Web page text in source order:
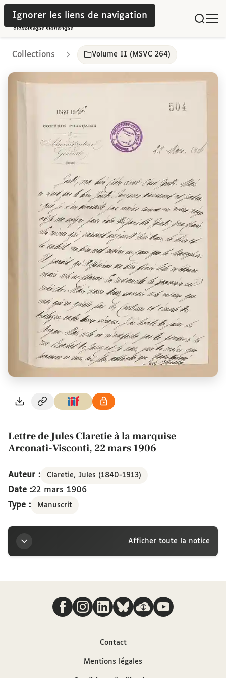
Ignorer les liens de navigation
Collections Volume II (MSVC 264)
Lettre de Jules Claretie à la marquise
Arconati-Visconti, 22 mars 1906
Auteur : Claretie, Jules (1840-1913)
Date :22 mars 1906
Type :
Manuscrit
Afficher toute la notice
Titre
Lettre de Jules Claretie à la marquise Arconati-
Visconti, 22 mars 1906
Nous suivre
Contact
Mentions légales